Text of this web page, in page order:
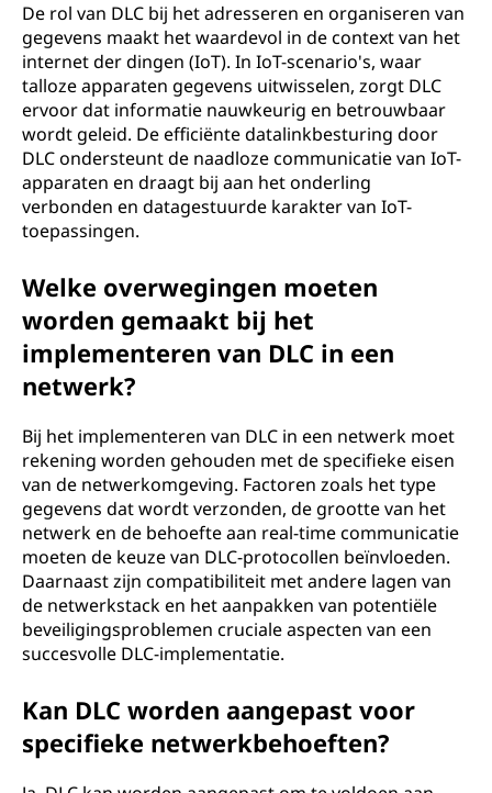
De rol van DLC bij het adresseren en organiseren van
gegevens maakt het waardevol in de context van het
internet der dingen (IoT). In IoT-scenario's, waar
talloze apparaten gegevens uitwisselen, zorgt DLC
ervoor dat informatie nauwkeurig en betrouwbaar
wordt geleid. De efficiënte datalinkbesturing door
DLC ondersteunt de naadloze communicatie van IoT-
apparaten en draagt bij aan het onderling
verbonden en datagestuurde karakter van IoT-
toepassingen.
Welke overwegingen moeten
worden gemaakt bij het
implementeren van DLC in een
netwerk?
Bij het implementeren van DLC in een netwerk moet
rekening worden gehouden met de specifieke eisen
van de netwerkomgeving. Factoren zoals het type
gegevens dat wordt verzonden, de grootte van het
netwerk en de behoefte aan real-time communicatie
moeten de keuze van DLC-protocollen beïnvloeden.
Daarnaast zijn compatibiliteit met andere lagen van
de netwerkstack en het aanpakken van potentiële
beveiligingsproblemen cruciale aspecten van een
succesvolle DLC-implementatie.
Kan DLC worden aangepast voor
specifieke netwerkbehoeften?